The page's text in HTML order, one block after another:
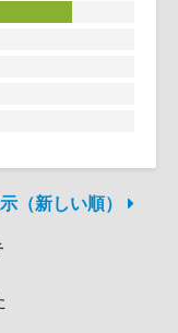
（新しい順）